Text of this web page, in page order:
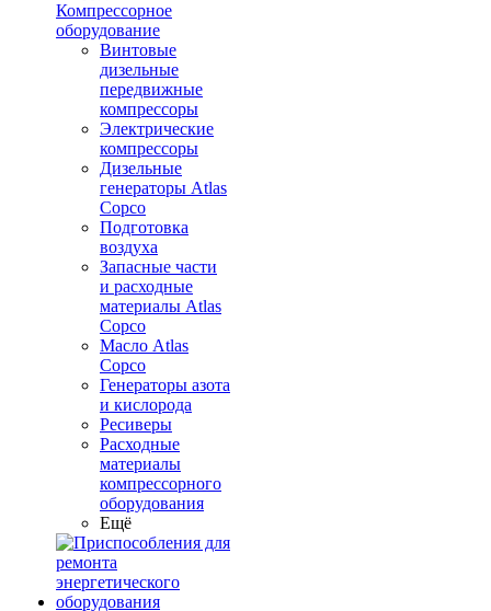
Компрессорное
оборудование
Винтовые
дизельные
передвижные
компрессоры
Электрические
компрессоры
Дизельные
генераторы Atlas
Copco
Подготовка
воздуха
Запасные части
и расходные
материалы Atlas
Copco
Масло Atlas
Copco
Генераторы азота
и кислорода
Ресиверы
Расходные
материалы
компрессорного
оборудования
Ещё